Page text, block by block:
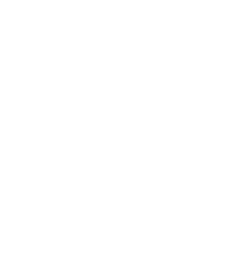
dei pagamenti tra
internazionale.
banche preferiscono avere un codice
con XXX, significa che è il codice
non gestisce il conto del
la transazione.